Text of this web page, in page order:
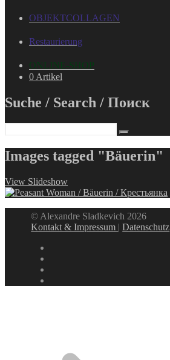
OBJEKTCOLLAGEN
Restaurierung
ONLINE-SHOP
0 Artikel
Suche / Search / Поиск
Images tagged "Bäuerin"
View Slideshow
© Alexandre Sladkevich 2026
Kontakt & Impressum |Datenschutz